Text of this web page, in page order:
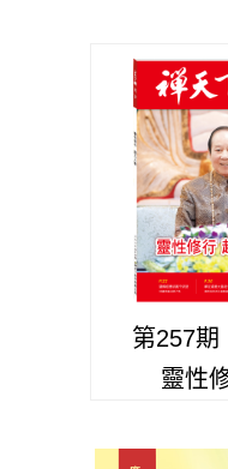
第257期
靈性